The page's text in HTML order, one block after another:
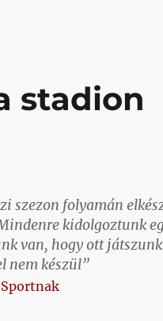
stadion
szezon folyamán
kidolgoztunk
van, hogy ott
nem készül”